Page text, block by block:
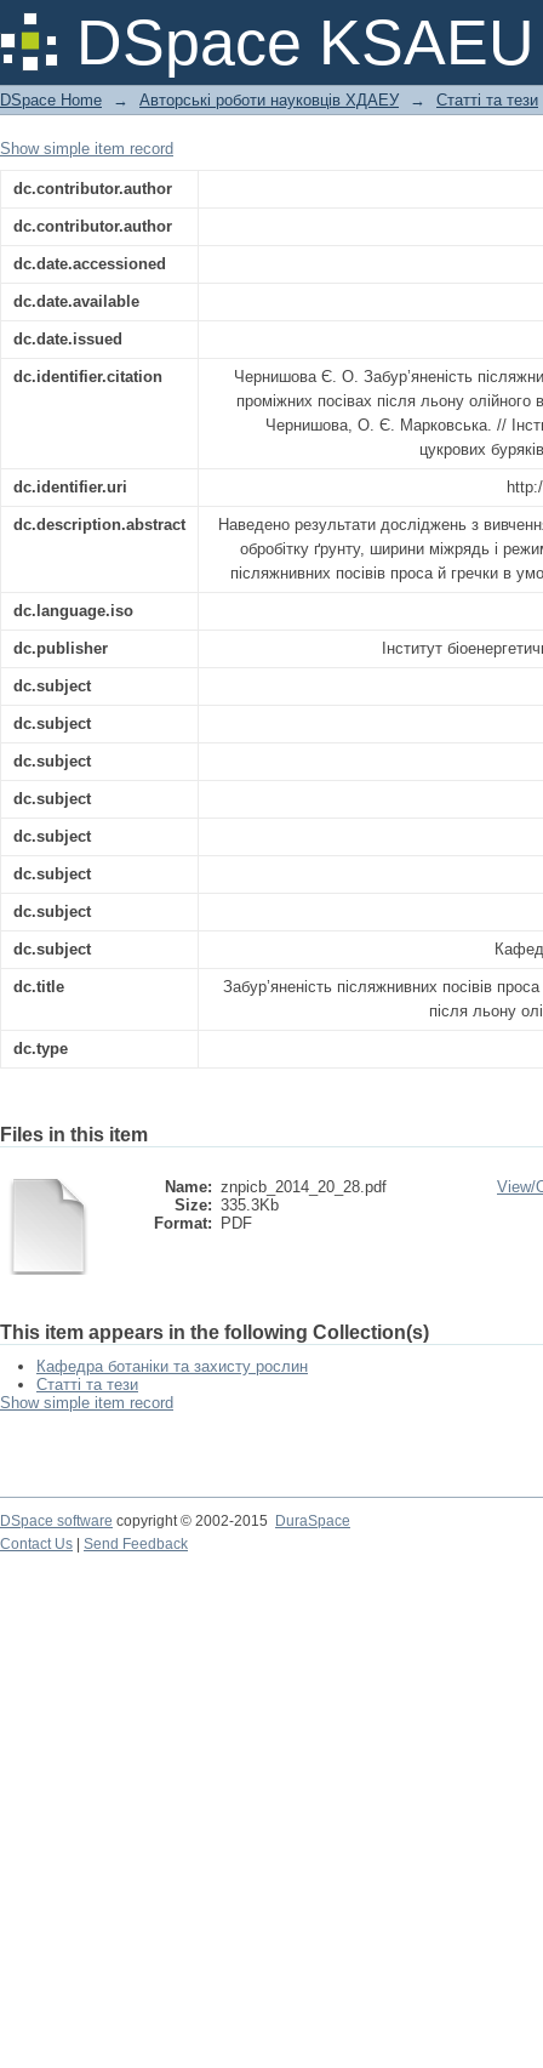
DSpace KSAEU
Забур’яненість післяжнивних
після льону олійного в умовах
DSpace Home → Авторські роботи науковців ХДАЕУ → Статті та тези
Show simple item record
dc.contributor.author
dc.contributor.author
dc.date.accessioned
dc.date.available
dc.date.issued
dc.identifier.citation
Чернишова Є. О. Забур’яненість
проміжних посівах після льону
Чернишова, О. Є. Марковська. //
цукрових
dc.identifier.uri
dc.description.abstract
Наведено результати досліджень з
обробітку ґрунту, ширини міжрядь і
післяжнивних посівів проса й гречки в
dc.language.iso
dc.publisher Інститут
dc.subject
dc.subject
dc.subject
dc.subject
dc.subject
dc.subject
dc.subject
dc.subject
dc.title
Забур’яненість післяжнивних посівів
після льону
dc.type
Files in this item
Name: znpicb_2014_20_28.pdf
Size: 335.3Kb
Format:
PDF
View/
This item appears in the following Collection(s)
Кафедра ботаніки та захисту рослин
Статті та тези
Show simple item record
DSpace software copyright © 2002-2015
DuraSpace
Contact Us
Send Feedback